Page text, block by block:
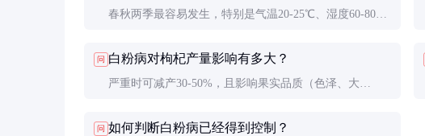
春秋两季最容易发生，特别是气温20-25℃、湿度60-80%
问 白粉病对枸杞产量影响有多大？
严重时可减产30-50%，且影响果实品质（色泽、大
问 如何判断白粉病已经得到控制？